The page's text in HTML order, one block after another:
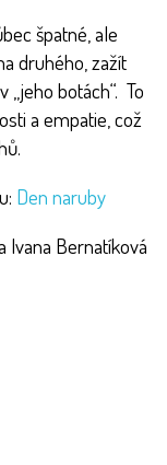
špatné, ale
druhého, zažít
botách“. To
a empatie, což
Den naruby
Ivana Bernatíková